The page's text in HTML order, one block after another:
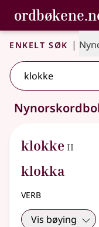
Gå til
Tilgjengelighet
Bokmålsordboka og
Enkelt søk |
2 treff.Ytterligere
klokke 2
II
klokka
verb
Vis bøying